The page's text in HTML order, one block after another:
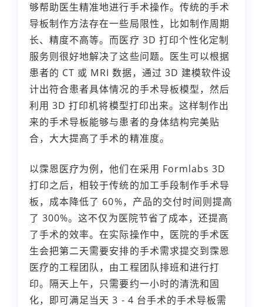
够帮助医生精准地进行手术操作。传统的手术
导板制作方法存在一些局限性，比如制作周期
长、精度不高等。而医疗 3D 打印个性化定制
服务则很好地解决了这些问题。医生可以根据
患者的 CT 或 MRI 数据，通过 3D 建模软件设
计出符合患者具体情况的手术导板模型，然后
利用 3D 打印机将模型打印出来。这样制作出
来的手术导板能够与患者的身体结构完美贴
合，大大提高了手术的精准度。
以霂恩医疗为例，他们在采用 Formlabs 3D
打印之后，相较于传统的加工手段制作手术导
板，成本降低了 60%，产品的交付时间则提高
了 300%。这不仅为医院节省了成本，还提高
了手术的效率。在实际操作中，医院的手术医
生会把第二天需要安排的手术需求提交到霂恩
医疗的工程团队，由工程团队排班和进行打
印。隔天上午，只需要约一小时的清洗和固
化，即可满足当天 3 - 4 台手术的手术导板需